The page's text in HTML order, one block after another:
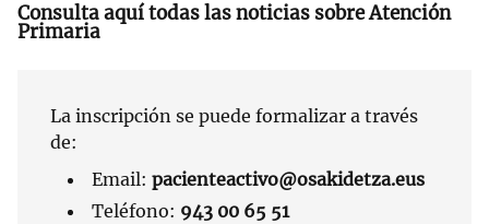
Consulta aquí todas las noticias sobre Atención
Primaria
La inscripción se puede formalizar a través
de:
Email: pacienteactivo@osakidetza.eus
Teléfono: 943 00 65 51